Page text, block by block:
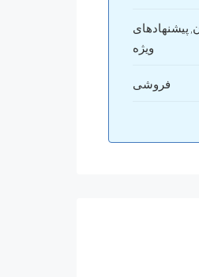
پیشنهادهای
ویژه
فروشی